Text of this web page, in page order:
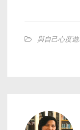
與自己心度遊,